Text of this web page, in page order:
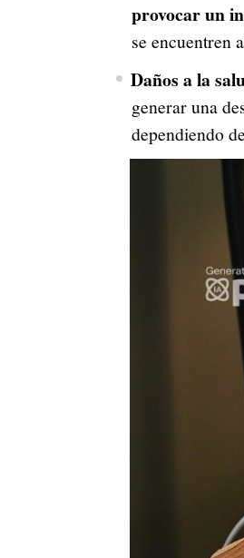
provocar un
se encuentren
Daños a la
generar una
dependiendo